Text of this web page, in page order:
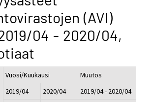
(AVI)
04 - 2020/04,
Vuosi/Kuukausi
Muutos
2019/04
2020/04
2019/04 - 2020/04